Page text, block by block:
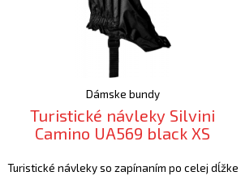
Dámske bundy
Turistické návleky Silvini
Camino UA569 black XS
Turistické návleky so zapínaním po celej dĺžke